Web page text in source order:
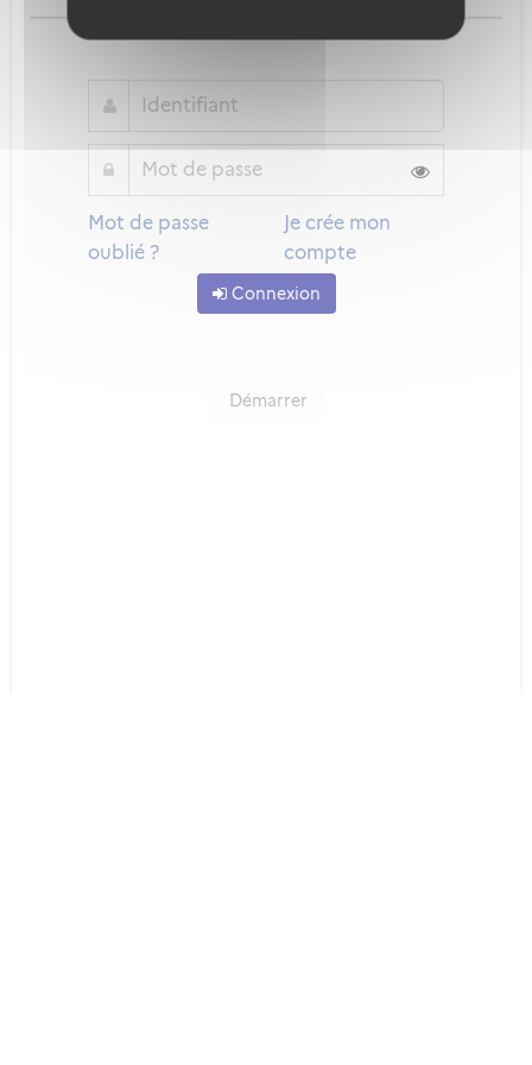
Mot de passe
oublié ?
Je crée mon
compte
Connexion
Démarrer